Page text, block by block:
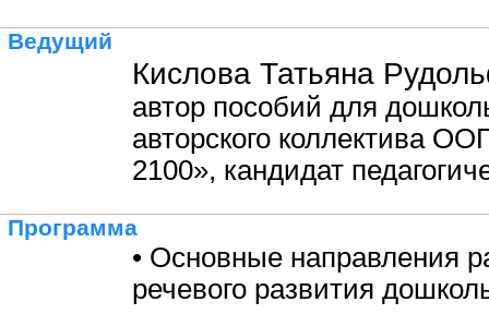
Ведущий
Кислова Татьяна
автор пособий для
авторского коллектива
2100», кандидат
Программа
• Основные направления
речевого развития